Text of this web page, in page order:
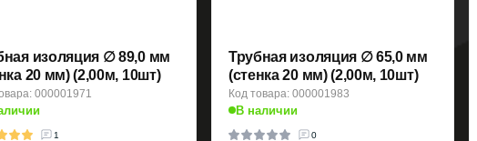
изоляция ∅ 89,0 мм
20 мм) (2,00м, 10шт)
000001971
1
Трубная изоляция ∅ 65,0 мм
(стенка 20 мм) (2,00м, 10шт)
Код товара: 000001983
В наличии
0